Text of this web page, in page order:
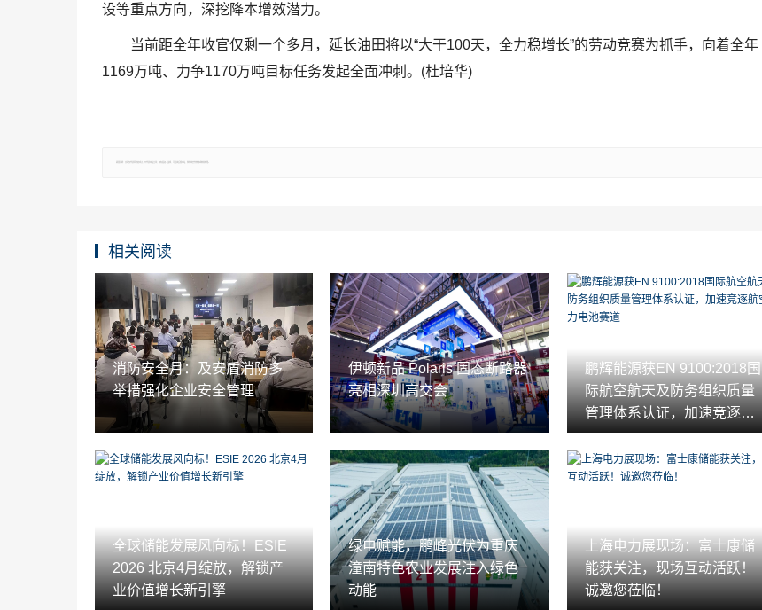
设等重点方向，深挖降本增效潜力。
当前距全年收官仅剩一个多月，延长油田将以“大干100天，全力稳增长”的劳动竞赛为抓手，向着全年
1169万吨、力争1170万吨目标任务发起全面冲刺。(杜培华)
郑重声明：文章仅代表原作者观点，不代表本站立场；如有侵权、违规，可直接反馈本站，我们将会作修改或删除处理。
相关阅读
消防安全月：及安盾消防多
举措强化企业安全管理
伊顿新品 Polaris 固态断路器
亮相深圳高交会
鹏辉能源获EN 9100:2018国
际航空航天及防务组织质量
管理体系认证，加速竞逐航
空动力电池赛道
全球储能发展风向标！ESIE
2026 北京4月绽放，解锁产
业价值增长新引擎
绿电赋能，鹏峰光伏为重庆
潼南特色农业发展注入绿色
动能
上海电力展现场：富士康储
能获关注，现场互动活跃！
诚邀您莅临！